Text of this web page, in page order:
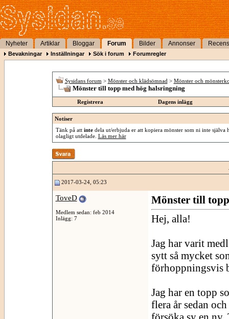
Nyheter Artiklar Bloggar Forum Bilder Annonser
Bevakningar Inställningar Sök i forum Forumregler
Sysidans forum > Mönster och klädsömnad > Mönster och
Mönster till topp med hög halsringning
Registrera Dagens inlägg
Notiser
Tänk på att intedela ut/erbjuda er att kopiera mönster som ni inte själva
olagligt utdelade. Läs mer här
2017-03-24, 05:23
ToveD
Medlem sedan: feb 2014
Inlägg: 7
Mönster till
Hej, alla!
Jag har varit
sytt så mycket
förhoppningsvis
Jag har en topp
flera år sedan